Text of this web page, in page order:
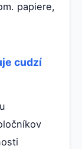
papiere,
cudzí